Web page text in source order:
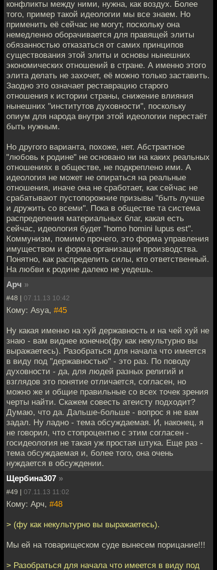
конфликты между ними, нужна, как воздух. Более
того, пример такой идеологии мы все знаем. Но
применить её сейчас не могут, поскольку она
немедленно оборачивается для правящей элиты
обязанностью отказаться от самих принципов
существования этой элиты и основы нынешних
экономических отношений в стране. А именно этого
элита делать не захочет, её можно только заставить.
Заодно это означает реставрацию старого
отношения к истории страны, снижение влияния
нынешних "институтов духовности", поскольку
опиум для народа внутри этой идеологии перестаёт
быть нужным.
Но другого варианта, похоже, нет. Абстрактное
"любовь к родине" не основано ни на каких реальных
отношениях в обществе, не подкреплено ими. А
идеология не может не опираться на реальные
отношения, иначе она не сработает, как сейчас не
срабатывают пустопорожние призывы "быть лучше
и дружить со всеми". Пока в обществе та система
распределения материальных благ, какая есть
сейчас, идеология будет "homo homini lupus est".
Коммунизм, помимо прочего, это форма управления
имуществом и форма организации производства.
Понятно, как распределить силы, кто ответственный.
На любви к родине далеко не уедешь.
Арч »
#48 | 07.11.13 10:42
Кому: Asya, #45
Ну какая именно на хуй державность и на чей хуй не
знаю - вам виднее конечно(фу как некультурно вы
выражаетесь). Разобраться для начала что имеется
в виду под "державностью" - это раз. По поводу
духовности - да, для людей разных религий и
взглядов это понятие отличается, согласен, но
можно же и общие правильные со всех точек зрения
черты найти. Скажем совесть атеисту подходит?
Думаю, что да. Дальше-больше - вопрос я не вам
задал. Ну ладно - тема обсуждаемая. И, наконец, я
не говорил, что стопроцентно с этим согласен -
госидеология не такая уж простая штука. Еще раз -
тема обсуждаемая и, более того, она очень
нуждается в обсуждении.
Щербина307 »
#49 | 07.11.13 11:02
Кому: Арч, #48
> (фу как некультурно вы выражаетесь).
Мы ей на товарищеском суде вынесем порицание!!!
> Разобраться для начала что имеется в виду под